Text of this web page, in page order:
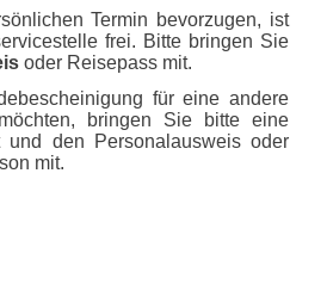
Termin bevorzugen, ist
frei. Bitte bringen Sie
oder Reisepass mit.
für eine andere
bringen Sie bitte eine
und den Personalausweis oder
mit.